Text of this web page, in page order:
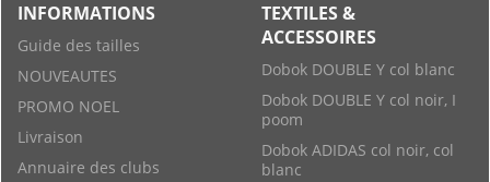
INFORMATIONS
Guide des tailles
NOUVEAUTES
PROMO NOEL
Livraison
Annuaire des clubs
TEXTILES &
ACCESSOIRES
Dobok DOUBLE Y col blanc
Dobok DOUBLE Y col noir, I
poom
Dobok ADIDAS col noir, col
blanc